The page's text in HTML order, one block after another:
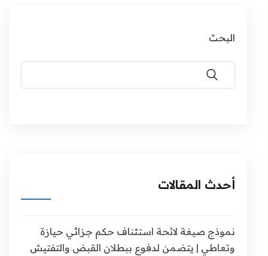
البحث
أحدث المقالات
نموذج صيغة لائحة استئناف حكم جزائي حيازة
وتعاطي | يتضمن لدفوع ببطلان القبض والتفتيش